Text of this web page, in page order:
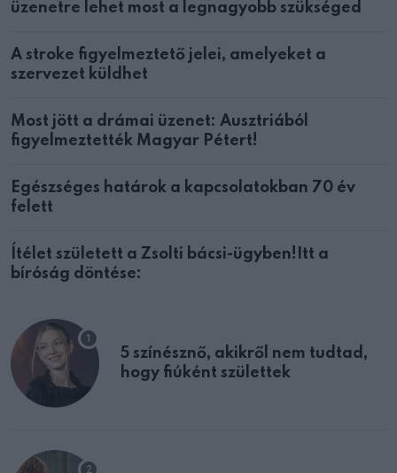
üzenetre lehet most a legnagyobb szükséged
A stroke figyelmeztető jelei, amelyeket a
szervezet küldhet
Most jött a drámai üzenet: Ausztriából
figyelmeztették Magyar Pétert!
Egészséges határok a kapcsolatokban 70 év
felett
Ítélet született a Zsolti bácsi-ügyben!Itt a
bíróság döntése:
5 színésznő, akikről nem tudtad,
hogy fiúként születtek